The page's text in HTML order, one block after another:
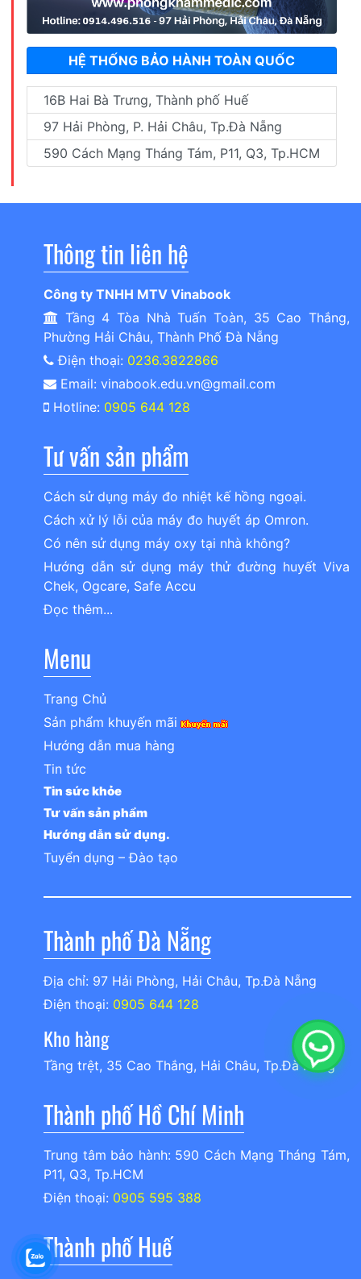
HỆ THỐNG BẢO HÀNH TOÀN QUỐC
16B Hai Bà Trưng, Thành phố Huế
97 Hải Phòng, P. Hải Châu, Tp.Đà Nẵng
590 Cách Mạng Tháng Tám, P11, Q3, Tp.HCM
Thông tin liên hệ
Công ty TNHH MTV Vinabook
Tầng 4 Tòa Nhà Tuấn Toàn, 35 Cao Thắng,
Phường Hải Châu, Thành Phố Đà Nẵng
Điện thoại: 0236.3822866
Email: vinabook.edu.vn@gmail.com
Hotline: 0905 644 128
Tư vấn sản phẩm
Cách sử dụng máy đo nhiệt kế hồng ngoại.
Cách xử lý lỗi của máy đo huyết áp Omron.
Có nên sử dụng máy oxy tại nhà không?
Hướng dẫn sử dụng máy thử đường huyết Viva
Chek, Ogcare, Safe Accu
Đọc thêm...
Menu
Trang Chủ
Sản phẩm khuyến mãi
Hướng dẫn mua hàng
Tin tức
Tin sức khỏe
Tư vấn sản phẩm
Hướng dẫn sử dụng.
Tuyển dụng – Đào tạo
Thành phố Đà Nẵng
Địa chỉ: 97 Hải Phòng, Hải Châu, Tp.Đà Nẵng
Điện thoại: 0905 644 128
Kho hàng
Tầng trệt, 35 Cao Thắng, Hải Châu, Tp.Đà Nẵng
Thành phố Hồ Chí Minh
Trung tâm bảo hành: 590 Cách Mạng Tháng Tám,
P11, Q3, Tp.HCM
Điện thoại: 0905 595 388
Thành phố Huế